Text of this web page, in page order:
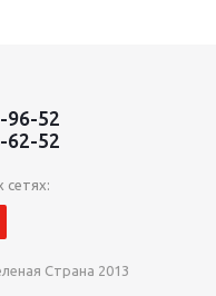
96-52
62-52
сетях:
Страна 2013